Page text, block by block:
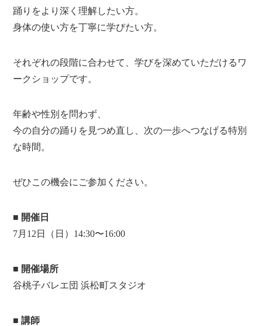
踊りをより深く理解したい方。
身体の使い方を丁寧に学びたい方。
それぞれの段階に合わせて、学びを深めていただけるワ
ークショップです。
年齢や性別を問わず、
今の自分の踊りを見つめ直し、次の一歩へつなげる特別
な時間。
ぜひこの機会にご参加ください。
■ 開催日
7月12日（日）14:30〜16:00
■ 開催場所
谷桃子バレエ団 浜松町スタジオ
■ 講師